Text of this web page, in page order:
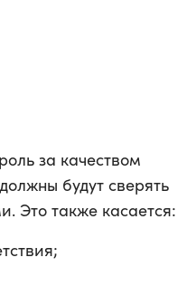
за качеством
будут сверять
Это также касается: